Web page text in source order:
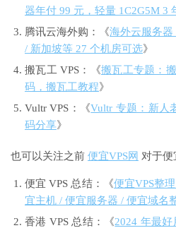
器年付 99 元，轻量 1C2G5M 3
腾讯云海外购：《海外云服务器
/ 新加坡等 27 个机房可选》
搬瓦工 VPS：《搬瓦工专题：
码，搬瓦工教程》
Vultr VPS：《Vultr 专题：新人
码分享》
也可以关注之前 便宜VPS网 对于便
便宜 VPS 总结：《便宜VPS整
宜主机 / 便宜服务器 / 便宜域名
香港 VPS 总结：《2024 年最